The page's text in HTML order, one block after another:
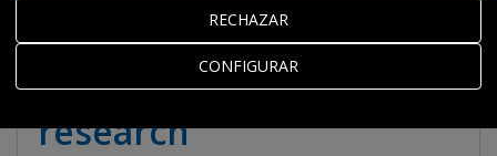
Pushing boundaries to
enhance the reach and
scope of action
research
CONFIGURAR
RECHAZAR